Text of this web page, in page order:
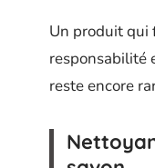
Un produit qui
responsabilité
reste encore